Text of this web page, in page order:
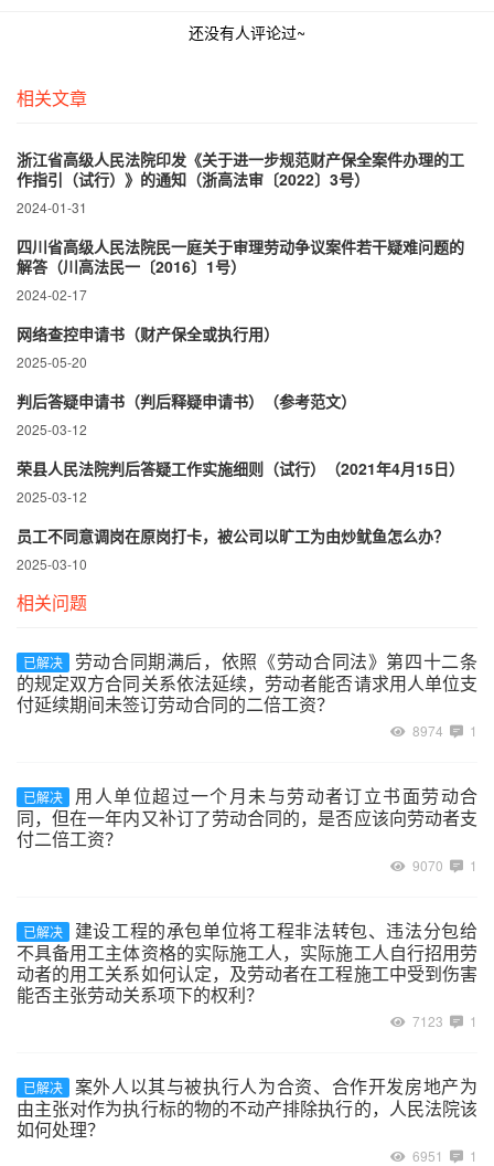
还没有人评论过~
相关文章
浙江省高级人民法院印发《关于进一步规范财产保全案件办理的工
作指引（试行）》的通知（浙高法审〔2022〕3号）
2024-01-31
四川省高级人民法院民一庭关于审理劳动争议案件若干疑难问题的
解答（川高法民一〔2016〕1号）
2024-02-17
网络查控申请书（财产保全或执行用）
2025-05-20
判后答疑申请书（判后释疑申请书）（参考范文）
2025-03-12
荣县人民法院判后答疑工作实施细则（试行）（2021年4月15日）
2025-03-12
员工不同意调岗在原岗打卡，被公司以旷工为由炒鱿鱼怎么办？
2025-03-10
相关问题
已解决
劳动合同期满后，依照《劳动合同法》第四十二条
的规定双方合同关系依法延续，劳动者能否请求用人单位支
付延续期间未签订劳动合同的二倍工资？
8974 1
已解决
用人单位超过一个月未与劳动者订立书面劳动合
同，但在一年内又补订了劳动合同的，是否应该向劳动者支
付二倍工资？
9070 1
已解决
建设工程的承包单位将工程非法转包、违法分包给
不具备用工主体资格的实际施工人，实际施工人自行招用劳
动者的用工关系如何认定，及劳动者在工程施工中受到伤害
能否主张劳动关系项下的权利？
7123 1
已解决
案外人以其与被执行人为合资、合作开发房地产为
由主张对作为执行标的物的不动产排除执行的，人民法院该
如何处理？
6951 1